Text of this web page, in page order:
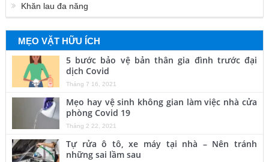
Khăn lau đa năng
MẸO VẶT HỮU ÍCH
5 bước bảo vệ bản thân gia đình trước đại
dịch Covid
Tháng 7 16, 2021
Mẹo hay vệ sinh không gian làm việc nhà cửa
phòng Covid 19
Tháng 2 22, 2021
Tự rửa ô tô, xe máy tại nhà – Nên tránh
những sai lầm sau